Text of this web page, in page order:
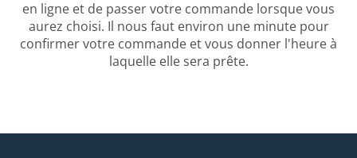
en ligne et de passer votre commande lorsque vous
aurez choisi. Il nous faut environ une minute pour
confirmer votre commande et vous donner l'heure à
laquelle elle sera prête.